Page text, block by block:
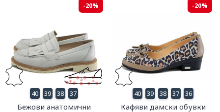
-20%
40 39 38 37
Бежови анатомични
-20%
40 39 38 37 36
Кафяви дамски обувки